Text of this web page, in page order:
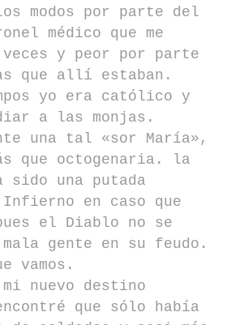
modos por parte del
médico que me
veces y peor por parte
que allí estaban.
yo era católico y
a las monjas.
una tal «sor María»,
que octogenaria. la
sido una putada
en caso que
el Diablo no se
gente en su feudo.
vamos.
nuevo destino
que sólo había